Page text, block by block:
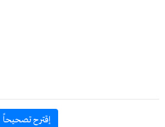
إقترح تصحيحاً